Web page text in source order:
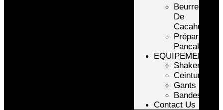
Beurre
De
Cacahuète
Préparation
Pancake
EQUIPEMENTS
Shakers
Ceintures
Gants
Bandes
Contact Us